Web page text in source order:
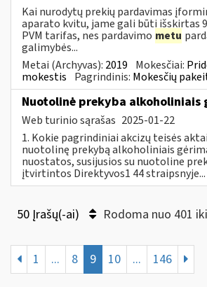
Kai nurodytų prekių pardavimas
aparato kvitu, jame gali būti išskirtas
PVM tarifas, nes pardavimo metu
galimybės...
Metai (Archyvas): 2019 Mokesčiai:
mokestis Pagrindinis: Mokesčių
Nuotolinė prekyba alkoholiniais
Web turinio sąrašas 2025-01-22
1. Kokie pagrindiniai akcizų teisės
nuotolinę prekybą alkoholiniais
nuostatos, susijusios su nuotoline
įtvirtintos Direktyvos1 44 straipsnyje...
50 Įrašų(-ai) Rodoma nuo 401
1 ... 8 9 10 ... 146